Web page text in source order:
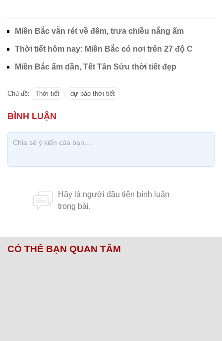
Miền Bắc vẫn rét về đêm, trưa chiều nắng ấm
Thời tiết hôm nay: Miền Bắc có nơi trên 27 độ C
Miền Bắc ấm dần, Tết Tân Sửu thời tiết đẹp
Chủ đề: Thời tiết dự báo thời tiết
CÓ THỂ BẠN QUAN TÂM